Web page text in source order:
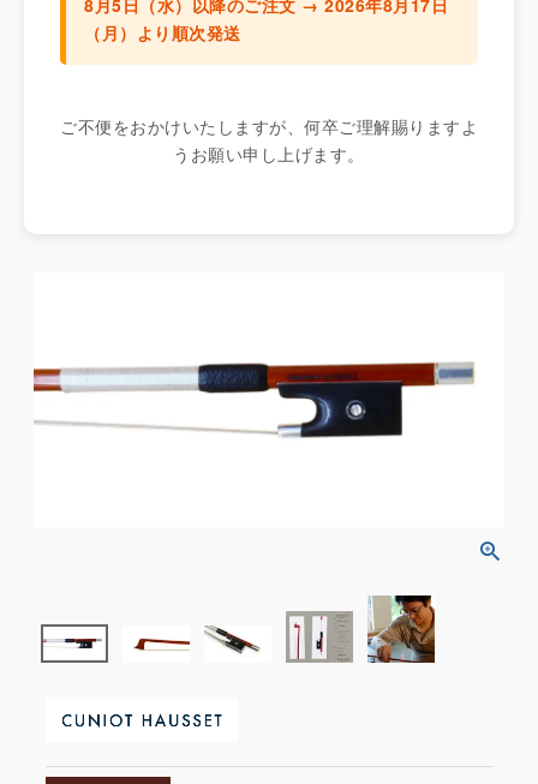
8月5日（水）以降のご注文 → 2026年8月17日
（月）より順次発送
ご不便をおかけいたしますが、何卒ご理解賜りますよ
うお願い申し上げます。